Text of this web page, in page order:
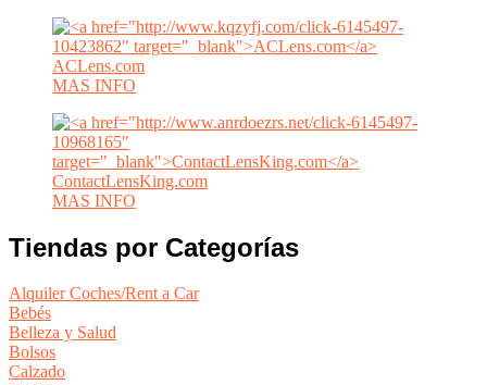
ACLens.com
MAS INFO
ContactLensKing.com
MAS INFO
Tiendas por Categorías
Alquiler Coches/Rent a Car
Bebés
Belleza y Salud
Bolsos
Calzado